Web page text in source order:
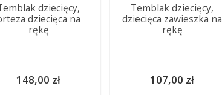
dziecięcy,
dziecięca na
rękę
148,00 zł
Temblak dziecięcy,
dziecięca zawieszka na
rękę
107,00 zł